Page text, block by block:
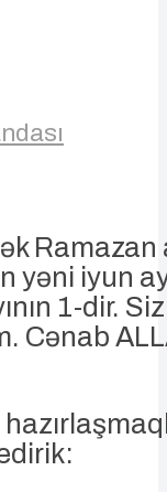
Ramazan
yəni iyun
1-dir.
Cənab